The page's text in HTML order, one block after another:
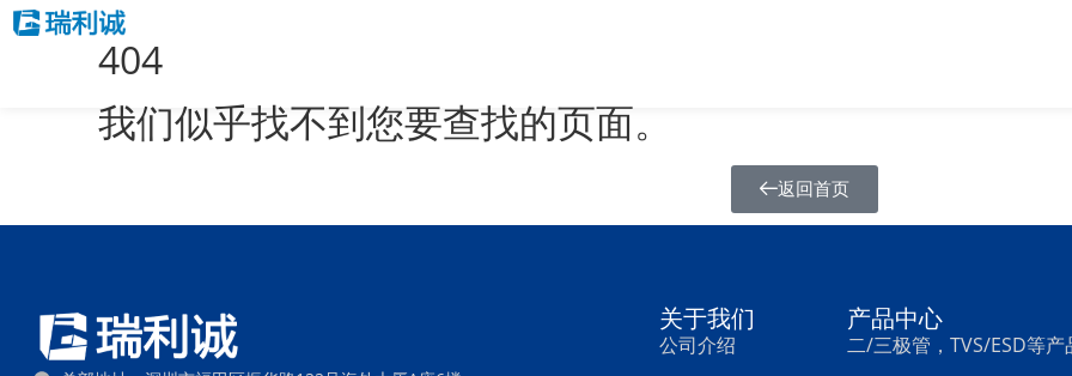
404
我们似乎找不到您要查找的页面。
返回首页
关于我们
公司介绍
产品中心
二/三极管，TVS/ESD等产